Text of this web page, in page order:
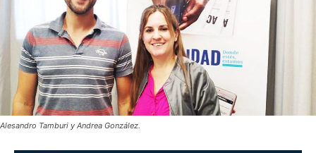
Alesandro Tamburi y Andrea González.